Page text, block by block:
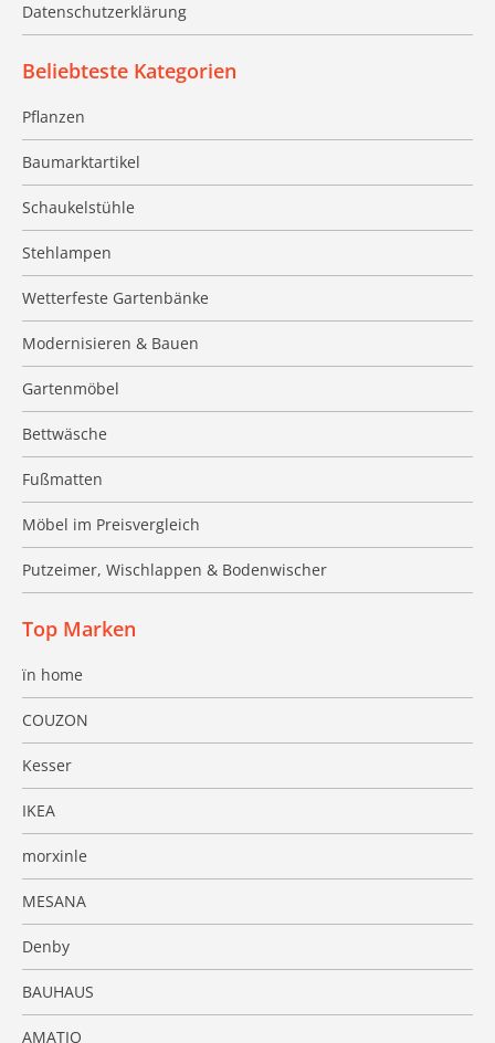
Datenschutzerklärung
Beliebteste Kategorien
Pflanzen
Baumarktartikel
Schaukelstühle
Stehlampen
Wetterfeste Gartenbänke
Modernisieren & Bauen
Gartenmöbel
Bettwäsche
Fußmatten
Möbel im Preisvergleich
Putzeimer, Wischlappen & Bodenwischer
Top Marken
ïn home
COUZON
Kesser
IKEA
morxinle
MESANA
Denby
BAUHAUS
AMATIO